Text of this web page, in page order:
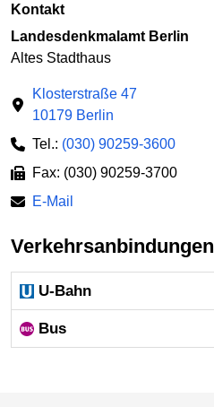
Kontakt
Landesdenkmalamt Berlin
Altes Stadthaus
Klosterstraße 47
10179 Berlin
Tel.: (030) 90259-3600
Fax: (030) 90259-3700
E-Mail
Verkehrsanbindungen
U-Bahn
Bus